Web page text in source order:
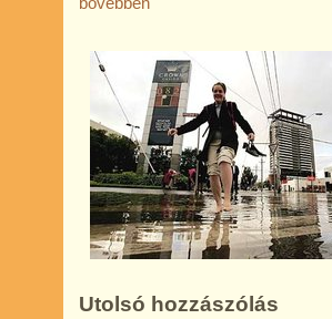
Utolsó hozzászólás